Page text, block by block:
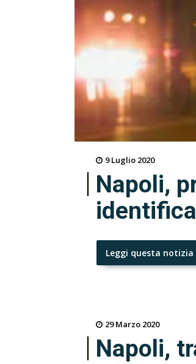
9 Luglio 2020
Napoli,
Leggi questa notizia
29 Marzo 2020
Napoli,